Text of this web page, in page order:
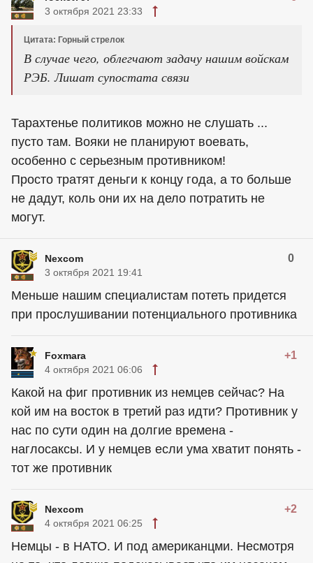
3 октября 2021 23:33
Цитата: Горный стрелок
В случае чего, облегчают задачу нашим войскам
РЭБ. Лишат супостата связи
Тарахтенье политиков можно не слушать ...
пусто там. Вояки не планируют воевать,
особенно с серьезным противником!
Просто тратят деньги к концу года, а то больше
не дадут, коль они их на дело потратить не
могут.
Nexcom 0
3 октября 2021 19:41
Меньше нашим специалистам потеть придется
при прослушивании потенциального противника
Foxmara +1
4 октября 2021 06:06
Какой на фиг противник из немцев сейчас? На
кой им на восток в третий раз идти? Противник у
нас по сути один на долгие времена -
наглосаксы. И у немцев если ума хватит понять -
тот же противник
Nexcom +2
4 октября 2021 06:25
Немцы - в НАТО. И под американцми. Несмотря